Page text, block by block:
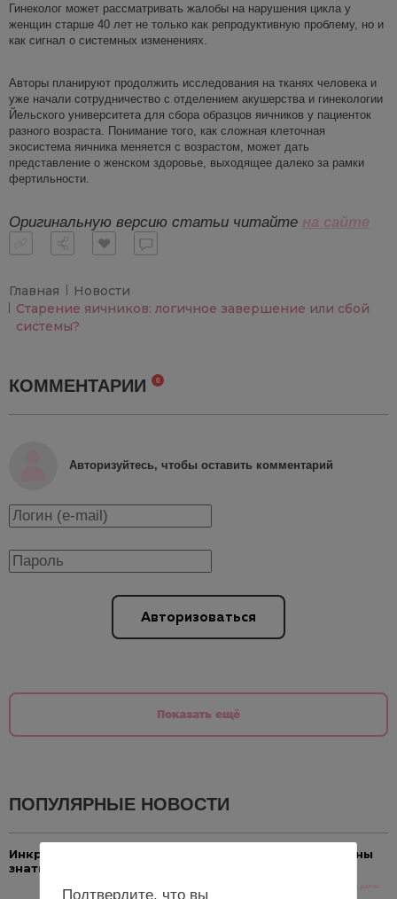
Гинеколог может рассматривать жалобы на нарушения цикла у
женщин старше 40 лет не только как репродуктивную проблему, но и
как сигнал о системных изменениях.
Авторы планируют продолжить исследования на тканях человека и
уже начали сотрудничество с отделением акушерства и гинекологии
Йельского университета для сбора образцов яичников у пациенток
разного возраста. Понимание того, как сложная клеточная
экосистема яичника меняется с возрастом, может дать
представление о женском здоровье, выходящее далеко за рамки
фертильности.
Оригинальную версию статьи читайте на сайте
Главная
Новости
Старение яичников: логичное завершение или сбой
системы?
КОММЕНТАРИИ 0
Авторизуйтесь, чтобы оставить комментарий
Авторизоваться
Показать ещё
ПОПУЛЯРНЫЕ НОВОСТИ
Инкретины и репродуктивное здоровье: что должны
знать гинекологи
Читать далее
Подтвердите, что вы